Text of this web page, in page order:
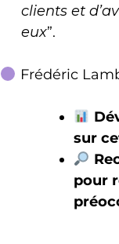
clients et
eux”.
Frédéric
sur
pour